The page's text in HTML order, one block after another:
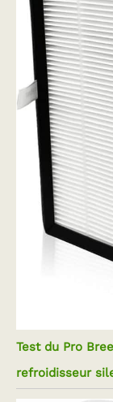
Test du Pro
refroidisseur